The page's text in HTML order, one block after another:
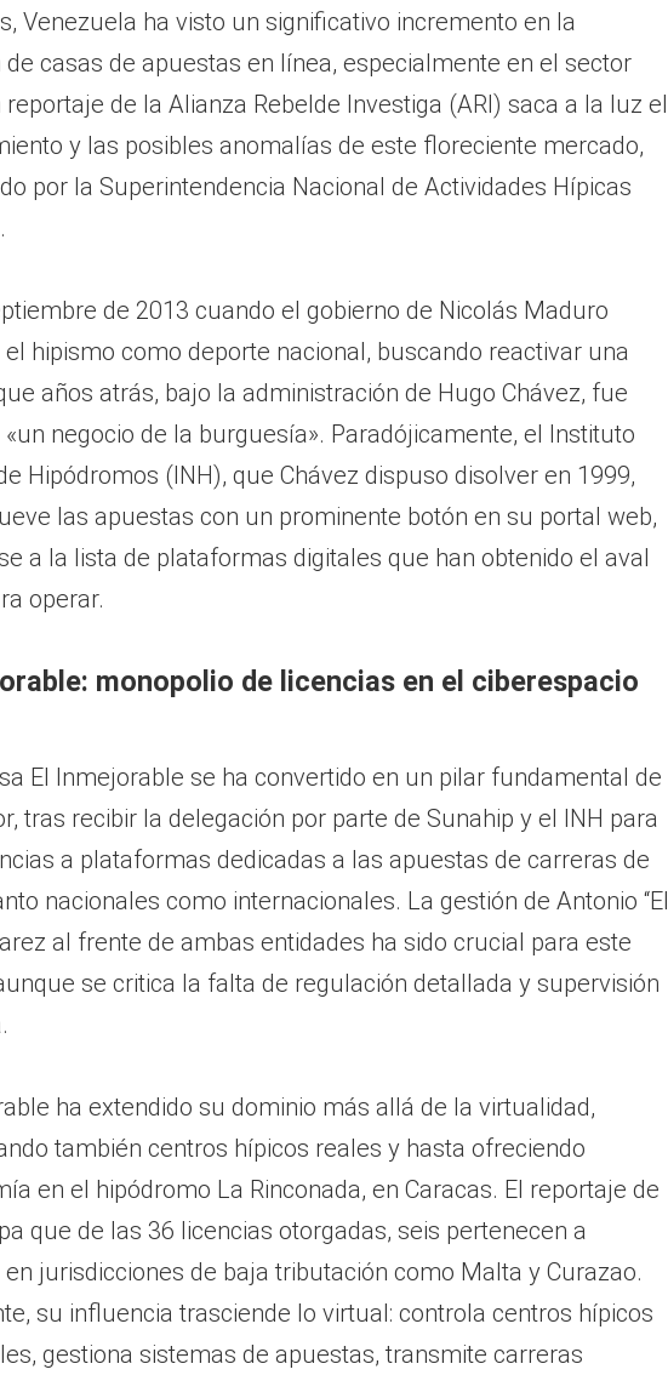
Venezuela ha visto un significativo incremento en la
de casas de apuestas en línea, especialmente en el sector
reportaje de la Alianza Rebelde Investiga (ARI) saca a la luz el
y las posibles anomalías de este floreciente mercado,
por la Superintendencia Nacional de Actividades Hípicas
de 2013 cuando el gobierno de Nicolás Maduro
el hipismo como deporte nacional, buscando reactivar una
años atrás, bajo la administración de Hugo Chávez, fue
negocio de la burguesía». Paradójicamente, el Instituto
Hipódromos (INH), que Chávez dispuso disolver en 1999,
las apuestas con un prominente botón en su portal web,
a la lista de plataformas digitales que han obtenido el aval
operar.
monopolio de licencias en el ciberespacio
El Inmejorable se ha convertido en un pilar fundamental de
tras recibir la delegación por parte de Sunahip y el INH para
a plataformas dedicadas a las apuestas de carreras de
nacionales como internacionales. La gestión de Antonio “El
al frente de ambas entidades ha sido crucial para este
se critica la falta de regulación detallada y supervisión
ha extendido su dominio más allá de la virtualidad,
también centros hípicos reales y hasta ofreciendo
en el hipódromo La Rinconada, en Caracas. El reportaje de
que de las 36 licencias otorgadas, seis pertenecen a
jurisdicciones de baja tributación como Malta y Curazao.
su influencia trasciende lo virtual: controla centros hípicos
gestiona sistemas de apuestas, transmite carreras